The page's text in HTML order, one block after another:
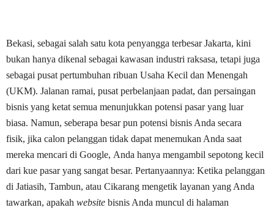
Bekasi, sebagai salah satu kota penyangga terbesar Jakarta, kini
bukan hanya dikenal sebagai kawasan industri raksasa, tetapi juga
sebagai pusat pertumbuhan ribuan Usaha Kecil dan Menengah
(UKM). Jalanan ramai, pusat perbelanjaan padat, dan persaingan
bisnis yang ketat semua menunjukkan potensi pasar yang luar
biasa. Namun, seberapa besar pun potensi bisnis Anda secara
fisik, jika calon pelanggan tidak dapat menemukan Anda saat
mereka mencari di Google, Anda hanya mengambil sepotong kecil
dari kue pasar yang sangat besar. Pertanyaannya: Ketika pelanggan
di Jatiasih, Tambun, atau Cikarang mengetik layanan yang Anda
tawarkan, apakah website bisnis Anda muncul di halaman